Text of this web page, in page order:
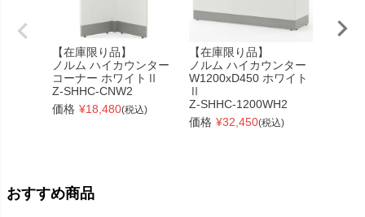
【在庫限り品】
ノルム ハイカウンター
コーナー ホワイトⅡ
Z-SHHC-CNW2
価格 ¥18,480(税込)
【在庫限り品】
ノルム ハイカウンター
W1200xD450 ホワイト
Ⅱ
Z-SHHC-1200WH2
価格 ¥32,450(税込)
おすすめ商品